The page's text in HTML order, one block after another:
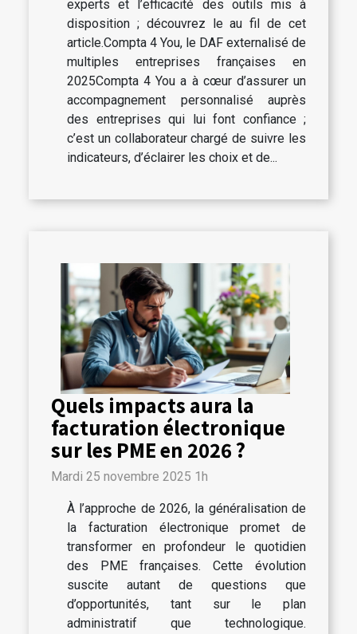
experts et l’efficacité des outils mis à
disposition ; découvrez le au fil de cet
article.Compta 4 You, le DAF externalisé de
multiples entreprises françaises en
2025Compta 4 You a à cœur d’assurer un
accompagnement personnalisé auprès
des entreprises qui lui font confiance ;
c’est un collaborateur chargé de suivre les
indicateurs, d’éclairer les choix et de...
Quels impacts aura la
facturation électronique
sur les PME en 2026 ?
Mardi 25 novembre 2025 1h
À l’approche de 2026, la généralisation de
la facturation électronique promet de
transformer en profondeur le quotidien
des PME françaises. Cette évolution
suscite autant de questions que
d’opportunités, tant sur le plan
administratif que technologique.